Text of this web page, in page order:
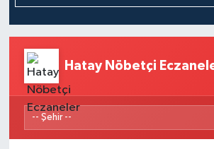
Hatay Nöbetçi